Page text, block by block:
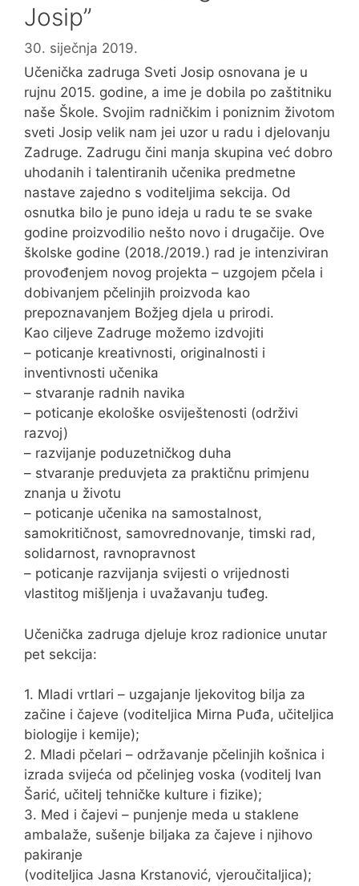
Josip”
30. siječnja 2019.
Učenička zadruga Sveti Josip osnovana je u
rujnu 2015. godine, a ime je dobila po zaštitniku
naše Škole. Svojim radničkim i poniznim životom
sveti Josip velik nam jei uzor u radu i djelovanju
Zadruge. Zadrugu čini manja skupina već dobro
uhodanih i talentiranih učenika predmetne
nastave zajedno s voditeljima sekcija. Od
osnutka bilo je puno ideja u radu te se svake
godine proizvodilio nešto novo i drugačije. Ove
školske godine (2018./2019.) rad je intenziviran
provođenjem novog projekta – uzgojem pčela i
dobivanjem pčelinjih proizvoda kao
prepoznavanjem Božjeg djela u prirodi.
Kao ciljeve Zadruge možemo izdvojiti
– poticanje kreativnosti, originalnosti i
inventivnosti učenika
– stvaranje radnih navika
– poticanje ekološke osviještenosti (održivi
razvoj)
– razvijanje poduzetničkog duha
– stvaranje preduvjeta za praktičnu primjenu
znanja u životu
– poticanje učenika na samostalnost,
samokritičnost, samovrednovanje, timski rad,
solidarnost, ravnopravnost
– poticanje razvijanja svijesti o vrijednosti
vlastitog mišljenja i uvažavanju tuđeg.
Učenička zadruga djeluje kroz radionice unutar
pet sekcija:
1. Mladi vrtlari – uzgajanje ljekovitog bilja za
začine i čajeve (voditeljica Mirna Puđa, učiteljica
biologije i kemije);
2. Mladi pčelari – održavanje pčelinjih košnica i
izrada svijeća od pčelinjeg voska (voditelj Ivan
Šarić, učitelj tehničke kulture i fizike);
3. Med i čajevi – punjenje meda u staklene
ambalaže, sušenje biljaka za čajeve i njihovo
pakiranje
(voditeljica Jasna Krstanović, vjeroučitaljica);